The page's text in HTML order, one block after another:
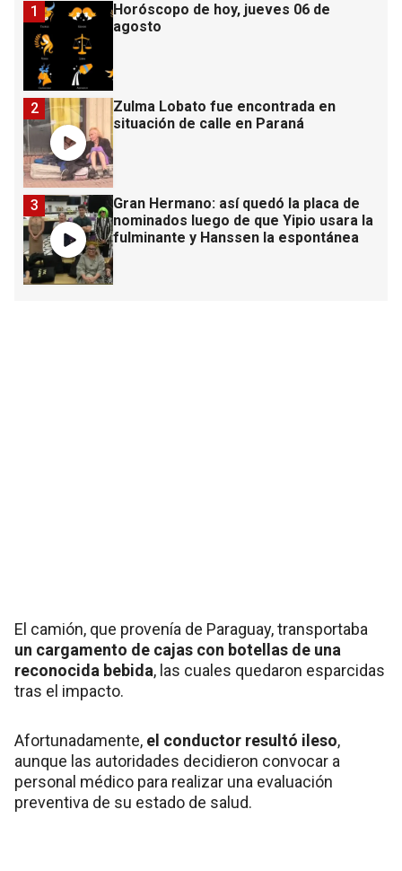
Horóscopo de hoy, jueves 06 de
agosto
1
Zulma Lobato fue encontrada en
situación de calle en Paraná
2
Gran Hermano: así quedó la placa de
nominados luego de que Yipio usara la
fulminante y Hanssen la espontánea
3
El camión, que provenía de Paraguay, transportaba
un cargamento de cajas con botellas de una
reconocida bebida, las cuales quedaron esparcidas
tras el impacto.
Afortunadamente, el conductor resultó ileso,
aunque las autoridades decidieron convocar a
personal médico para realizar una evaluación
preventiva de su estado de salud.